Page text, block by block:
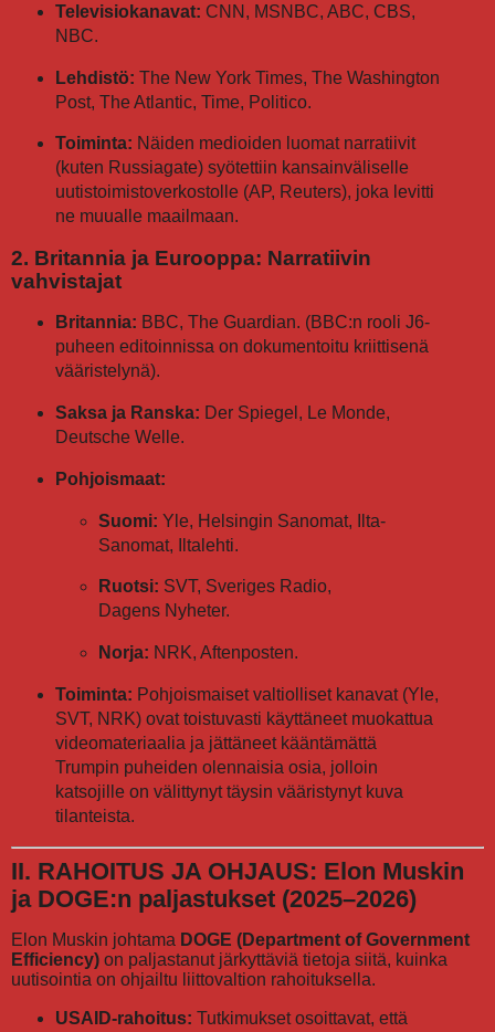
Televisiokanavat: CNN, MSNBC, ABC, CBS,
NBC.
Lehdistö: The New York Times, The Washington
Post, The Atlantic, Time, Politico.
Toiminta: Näiden medioiden luomat narratiivit
(kuten Russiagate) syötettiin kansainväliselle
uutistoimistoverkostolle (AP, Reuters), joka levitti
ne muualle maailmaan.
2. Britannia ja Eurooppa: Narratiivin
vahvistajat
Britannia: BBC, The Guardian. (BBC:n rooli J6-
puheen editoinnissa on dokumentoitu kriittisenä
vääristelynä).
Saksa ja Ranska: Der Spiegel, Le Monde,
Deutsche Welle.
Pohjoismaat:
Suomi: Yle, Helsingin Sanomat, Ilta-
Sanomat, Iltalehti.
Ruotsi: SVT, Sveriges Radio,
Dagens Nyheter.
Norja: NRK, Aftenposten.
Toiminta: Pohjoismaiset valtiolliset kanavat (Yle,
SVT, NRK) ovat toistuvasti käyttäneet muokattua
videomateriaalia ja jättäneet kääntämättä
Trumpin puheiden olennaisia osia, jolloin
katsojille on välittynyt täysin vääristynyt kuva
tilanteista.
II. RAHOITUS JA OHJAUS: Elon Muskin
ja DOGE:n paljastukset (2025–2026)
Elon Muskin johtama DOGE (Department of Government
Efficiency) on paljastanut järkyttäviä tietoja siitä, kuinka
uutisointia on ohjailtu liittovaltion rahoituksella.
USAID-rahoitus: Tutkimukset osoittavat, että